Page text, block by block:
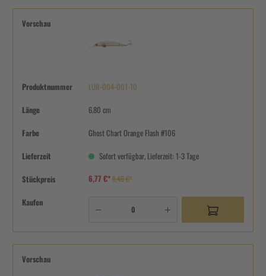
Vorschau
Produktnummer LUR-004-001-10
Länge 6,80 cm
Farbe Ghost Chart Orange Flash #106
Lieferzeit Sofort verfügbar, Lieferzeit: 1-3 Tage
Stückpreis 6,77 €*8,46 €*
Kaufen
Vorschau